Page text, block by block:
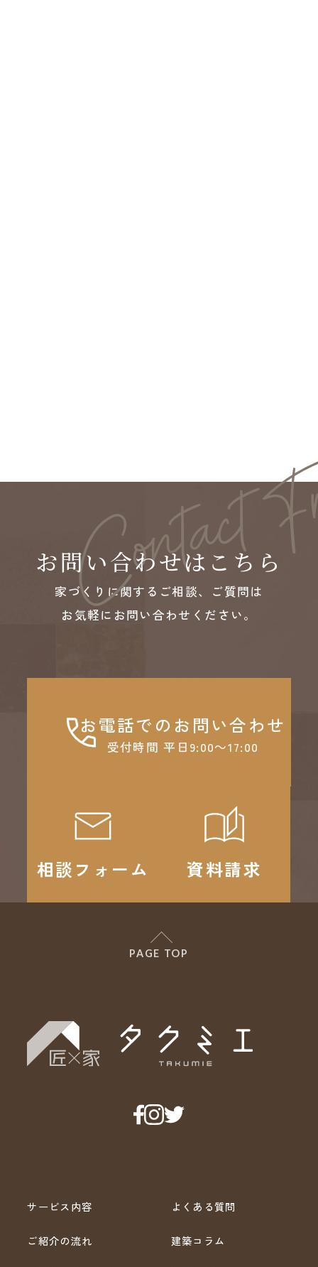
お問い合わせはこちら
家づくりに関するご相談、ご質問は
お気軽にお問い合わせください。
お電話でのお問い合わせ
受付時間 平日9:00～17:00
相談フォーム 資料請求
PAGE TOP
サービス内容
ご紹介の流れ
よくある質問
建築コラム